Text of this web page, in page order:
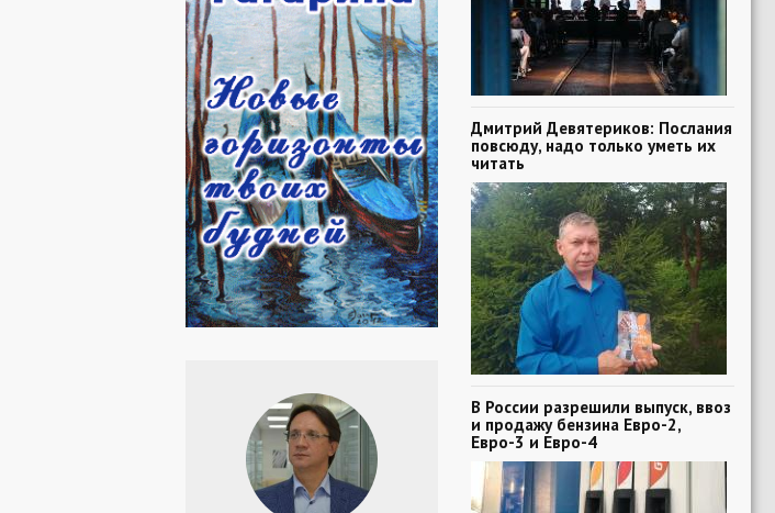
Дмитрий Девятериков: Послания
повсюду, надо только уметь их
читать
В России разрешили выпуск, ввоз
и продажу бензина Евро-2,
Евро-3 и Евро-4